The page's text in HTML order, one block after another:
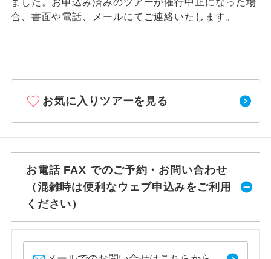
合、書面や電話、メールにてご連絡いたします。
お気に入りツアーを見る
お電話 FAX でのご予約・お問い合わせ
（混雑時は便利なウェブ申込みをご利用
ください）